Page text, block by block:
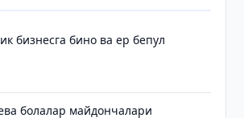
бизнесга бино ва ер бепул
болалар майдончалари